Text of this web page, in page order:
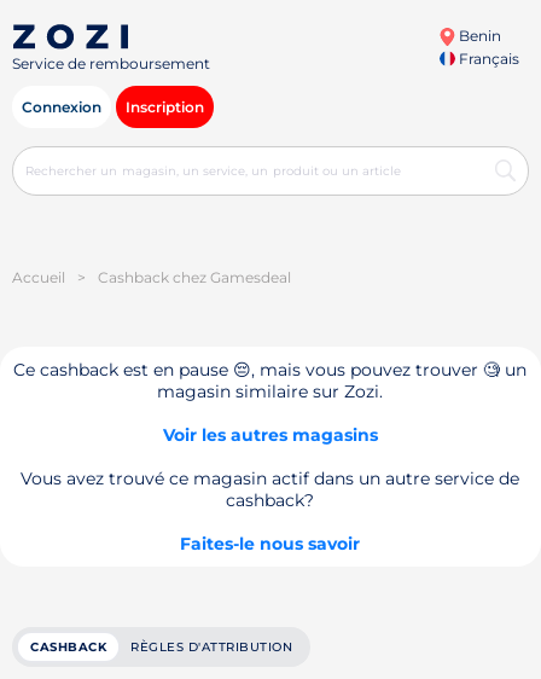
Service de remboursement
Benin
Français
Connexion Inscription
Accueil > Cashback chez Gamesdeal
Ce cashback est en pause 😔, mais vous pouvez trouver 🧐 un
magasin similaire sur Zozi.
Voir les autres magasins
Vous avez trouvé ce magasin actif dans un autre service de
cashback?
Faites-le nous savoir
CASHBACK RÈGLES D'ATTRIBUTION